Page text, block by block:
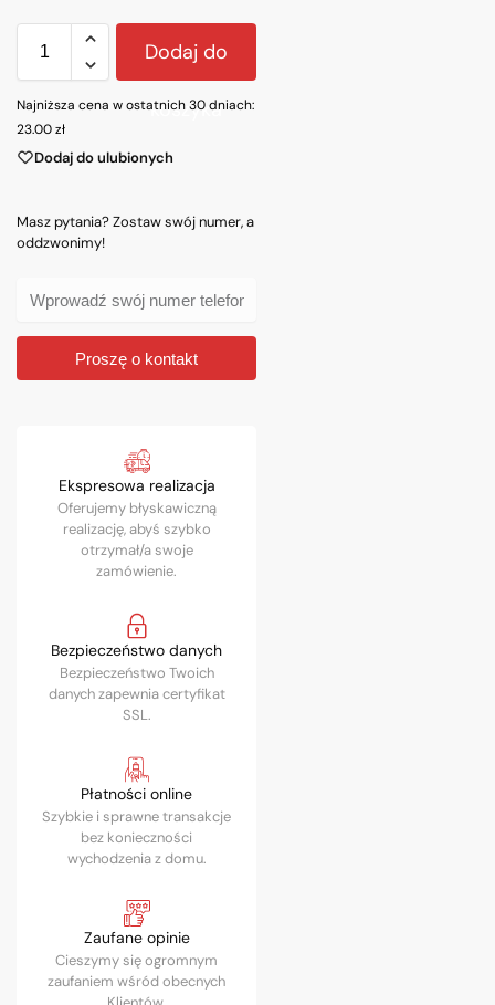
Dodaj do
koszyka
Najniższa cena w ostatnich 30 dniach:
23.00zł
Dodaj do ulubionych
Masz pytania? Zostaw swój numer, a
oddzwonimy!
Proszę o kontakt
Ekspresowa realizacja
Oferujemy błyskawiczną
realizację, abyś szybko
otrzymał/a swoje
zamówienie.
Bezpieczeństwo danych
Bezpieczeństwo Twoich
danych zapewnia certyfikat
SSL.
Płatności online
Szybkie i sprawne transakcje
bez konieczności
wychodzenia z domu.
Zaufane opinie
Cieszymy się ogromnym
zaufaniem wśród obecnych